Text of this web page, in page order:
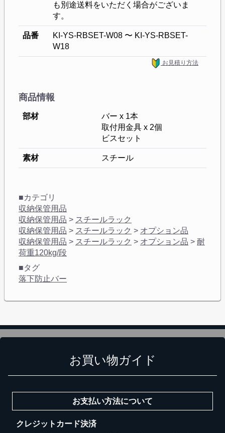
も別途送料をいただく場合がございま
す。
品番
KI-YS-RBSET-W08 〜 KI-YS-RBSET-
W18
お見積り方法
商品情報
部材
バー x 1本
取付用金具 x 2個
ビスセット
素材 スチール
■カテゴリ
収納保管用品
収納保管用品 > スチールラック
収納保管用品 > スチールラック > オプション品
収納保管用品 > スチールラック > オプション品 > 耐
荷重120kg/段
■タグ
落下防止バー
お買い物ガイド
お支払い方法について
クレジットカード決済カートに追加しました。